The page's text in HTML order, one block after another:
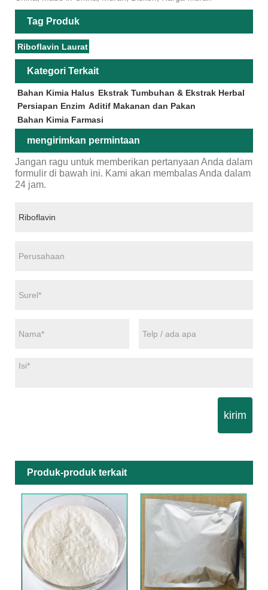
Tag Produk
Riboflavin Laurat
Kategori Terkait
Bahan Kimia Halus Ekstrak Tumbuhan & Ekstrak Herbal
Persiapan Enzim Aditif Makanan dan Pakan
Bahan Kimia Farmasi
mengirimkan permintaan
Jangan ragu untuk memberikan pertanyaan Anda dalam
formulir di bawah ini. Kami akan membalas Anda dalam
24 jam.
kirim
Produk-produk terkait